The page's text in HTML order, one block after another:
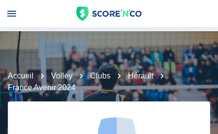
Accueil Volley Clubs
Hérault
France Avenir 2024